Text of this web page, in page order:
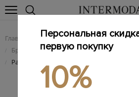
Главная Женщинам / Женская одежда
/ Брендовая женская пляжная одежда и
/ Расшитый пайетками лиф с
Персональная
первую покупку
10%